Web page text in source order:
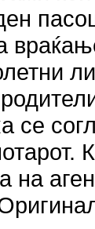
се
на